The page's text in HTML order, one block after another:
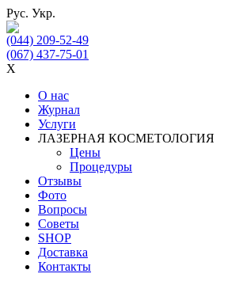
Рус. Укр.
(044) 209-52-49
(067) 437-75-01
X
О нас
Журнал
Услуги
ЛАЗЕРНАЯ КОСМЕТОЛОГИЯ
Цены
Процедуры
Отзывы
Фото
Вопросы
Советы
SHOP
Доставка
Контакты